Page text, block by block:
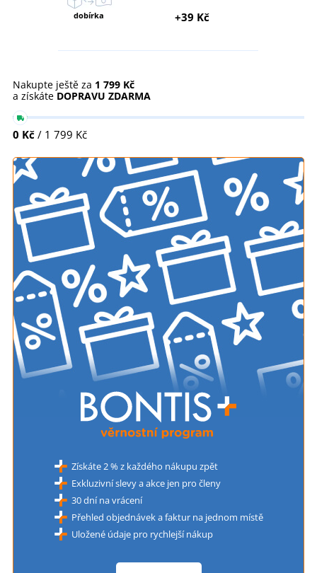
dobírka +39 Kč
Nakupte ještě za 1 799 Kč
a získáte DOPRAVU ZDARMA
0 Kč / 1 799 Kč
Získáte 2 % z každého nákupu zpět
Exkluzivní slevy a akce jen pro členy
30 dní na vrácení
Přehled objednávek a faktur na jednom místě
Uložené údaje pro rychlejší nákup